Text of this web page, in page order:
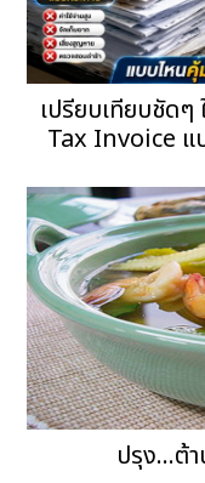
เปรียบเทียบชัดๆ
Tax Invoice แ
ปรุง...ต้